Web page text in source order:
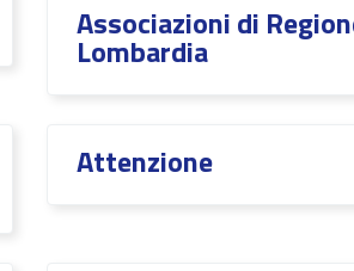
Associazioni di
Lombardia
Attenzione